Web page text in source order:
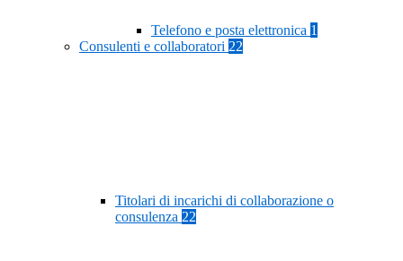
Telefono e posta elettronica 1
Consulenti e collaboratori 22
Titolari di incarichi di collaborazione o
consulenza 22